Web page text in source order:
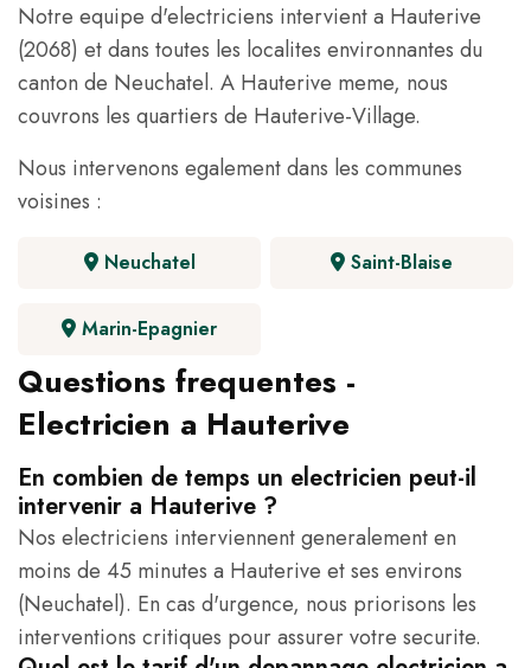
Notre equipe d'electriciens intervient a Hauterive
(2068) et dans toutes les localites environnantes du
canton de Neuchatel. A Hauterive meme, nous
couvrons les quartiers de Hauterive-Village.
Nous intervenons egalement dans les communes
voisines :
Neuchatel Saint-Blaise
Marin-Epagnier
Questions frequentes -
Electricien a Hauterive
En combien de temps un electricien peut-il
intervenir a Hauterive ?
Nos electriciens interviennent generalement en
moins de 45 minutes a Hauterive et ses environs
(Neuchatel). En cas d'urgence, nous priorisons les
interventions critiques pour assurer votre securite.